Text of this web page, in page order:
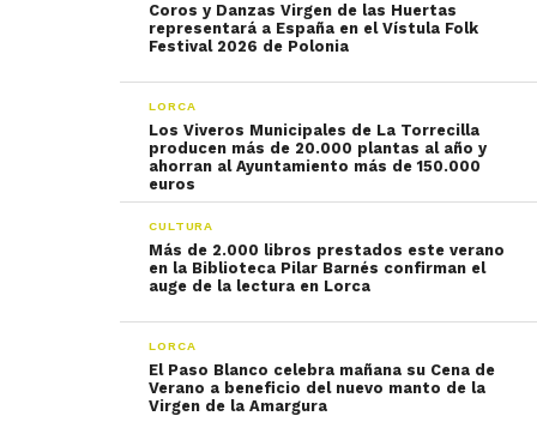
Coros y Danzas Virgen de las Huertas
representará a España en el Vístula Folk
Festival 2026 de Polonia
LORCA
Los Viveros Municipales de La Torrecilla
producen más de 20.000 plantas al año y
ahorran al Ayuntamiento más de 150.000
euros
CULTURA
Más de 2.000 libros prestados este verano
en la Biblioteca Pilar Barnés confirman el
auge de la lectura en Lorca
LORCA
El Paso Blanco celebra mañana su Cena de
Verano a beneficio del nuevo manto de la
Virgen de la Amargura